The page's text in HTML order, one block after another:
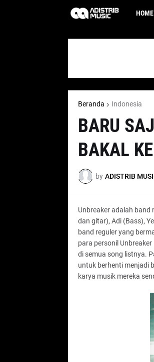
HOME
Beranda Indonesia
BARU
BAKAL
by ADISTRIB
Unbreaker adalah band
dan gitar), Adi (Bass),
band reguler yang
para personil
di semua song listnya.
untuk berhenti menjadi
karya musik mereka